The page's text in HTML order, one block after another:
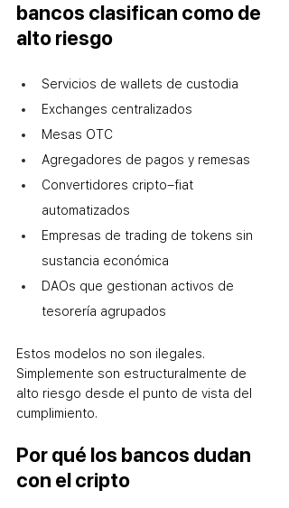
bancos clasifican como de
alto riesgo
Servicios de wallets de custodia
Exchanges centralizados
Mesas OTC
Agregadores de pagos y remesas
Convertidores cripto–fiat
automatizados
Empresas de trading de tokens sin
sustancia económica
DAOs que gestionan activos de
tesorería agrupados
Estos modelos no son ilegales.
Simplemente son estructuralmente de
alto riesgo desde el punto de vista del
cumplimiento.
Por qué los bancos dudan
con el cripto